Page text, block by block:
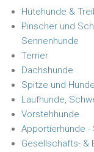
Hütehunde &
Pinscher und
Sennenhunde
Terrier
Dachshunde
Spitze und
Laufhunde,
Vorstehhunde
Apportierhunde -
Gesellschafts- &